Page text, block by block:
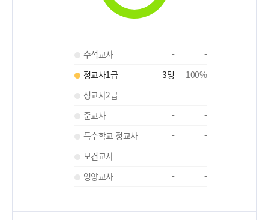
수석교사 -
-
정교사1급
3명 100%
정교사2급
-
-
준교사
-
-
특수학교 정교사
-
-
보건교사
-
-
영양교사
- -